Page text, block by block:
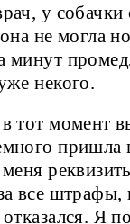
у собачки
не могла
минут
некого.
тот момент
пришла
все штрафы,
Я